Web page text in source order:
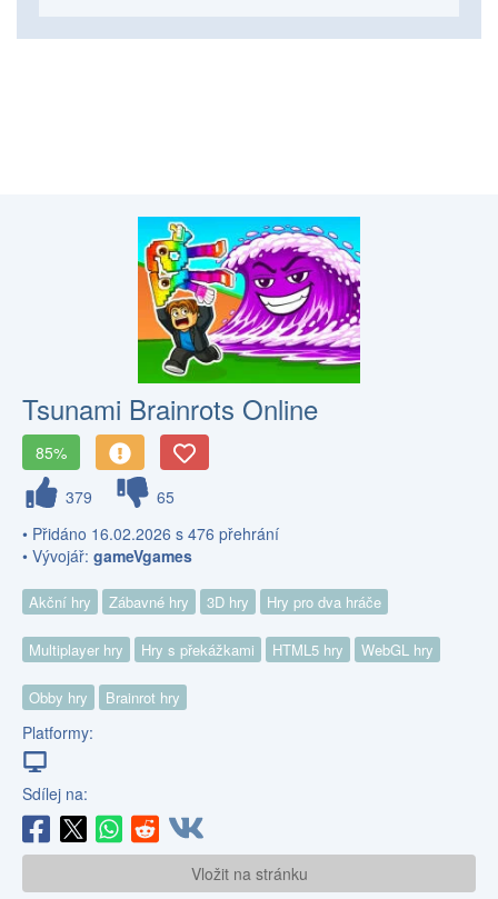
Tsunami Brainrots Online
85%
379
65
• Přidáno 16.02.2026 s 476 přehrání
• Vývojář: gameVgames
Akční hry Zábavné hry 3D hry Hry pro dva hráče
Multiplayer hry Hry s překážkami HTML5 hry WebGL hry
Obby hry Brainrot hry
Platformy:
Sdílej na:
Vložit na stránku